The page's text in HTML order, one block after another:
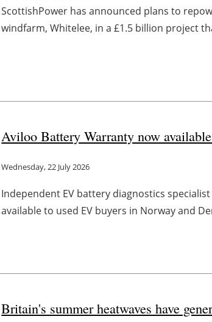
ScottishPower has announced plans to
windfarm, Whitelee, in a £1.5 billion project
Aviloo Battery Warranty now
Wednesday, 22 July 2026
Independent EV battery diagnostics
available to used EV buyers in Norway and
Britain's summer heatwaves have